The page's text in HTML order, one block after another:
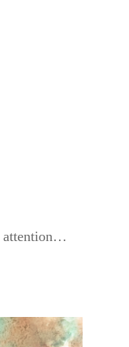
attention…